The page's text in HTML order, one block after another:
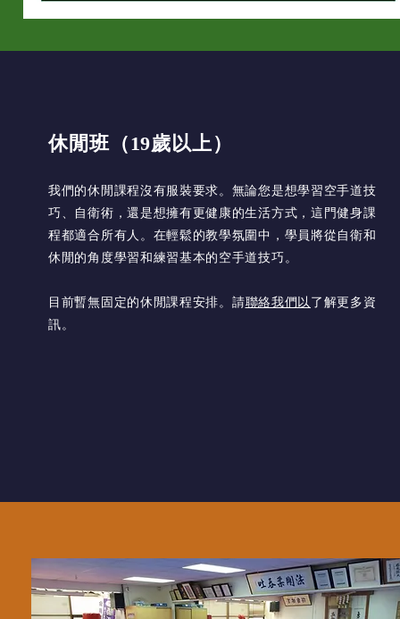
休閒班（19歲以上）
我們的休閒課程沒有服裝要求。無論您是想學習空手道技
巧、自衛術，還是想擁有更健康的生活方式，這門健身課
程都適合所有人。在輕鬆的教學氛圍中，學員將從自衛和
休閒的角度學習和練習基本的空手道技巧。
目前暫無固定的休閒課程安排。請聯絡我們以 了解更多資
訊。